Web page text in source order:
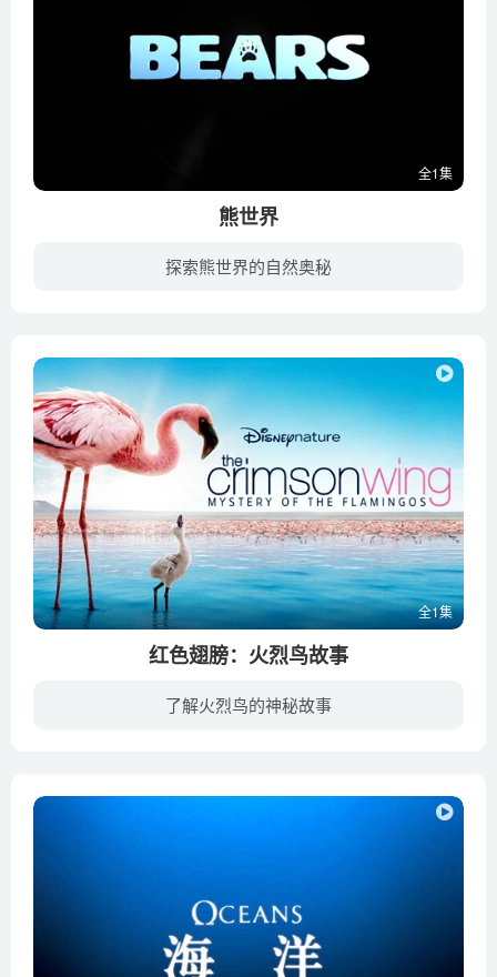
全1集
熊世界
探索熊世界的自然奥秘
全1集
红色翅膀：火烈鸟故事
了解火烈鸟的神秘故事